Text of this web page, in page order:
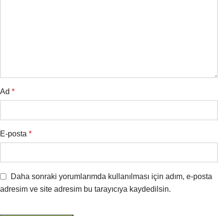
Ad *
E-posta *
Daha sonraki yorumlarımda kullanılması için adım, e-posta
adresim ve site adresim bu tarayıcıya kaydedilsin.